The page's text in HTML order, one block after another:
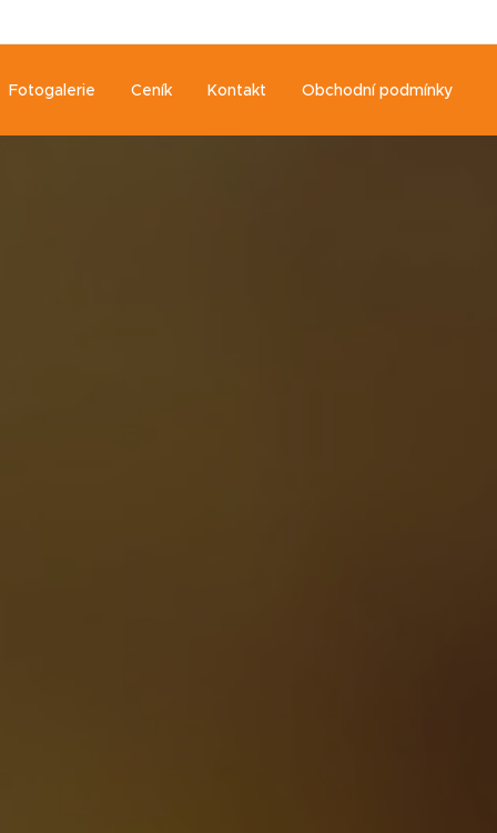
Fotogalerie Ceník Kontakt Obchodní podmínky